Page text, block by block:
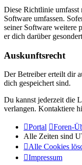
Diese Richtlinie
Software umfassen.
seiner Software weitere
er dich darüber
Auskunftsrecht
Der Betreiber erteilt dir
dich gespeichert sind.
Du kannst jederzeit die
verlangen. Kontaktiere
Portal
Foren-
Alle Zeiten sind
Alle Cookies
Impressum